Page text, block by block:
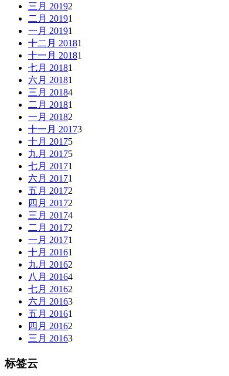
三月 20192
二月 20191
一月 20191
十二月 20181
十一月 20181
七月 20181
六月 20181
三月 20184
二月 20181
一月 20182
十一月 20173
十月 20175
九月 20175
七月 20171
六月 20171
五月 20172
四月 20172
三月 20174
二月 20172
一月 20171
十月 20161
九月 20162
八月 20164
七月 20162
六月 20163
五月 20161
四月 20162
三月 20163
标签云